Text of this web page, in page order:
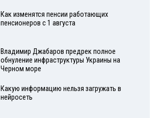
Как изменятся пенсии работающих
пенсионеров с 1 августа
Владимир Джабаров предрек полное
обнуление инфраструктуры Украины на
Черном море
Какую информацию нельзя загружать в
нейросеть